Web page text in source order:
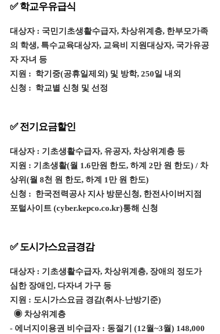
✅ 학교우유급식
대상자 : 국민기초생활수급자, 차상위계층, 한부모가족
의 학생, 특수교육대상자, 교육비 지원대상자, 국가유공
자 자녀 등
지원 : 학기중(공휴일제외) 및 방학, 250일 내외
신청 : 학교별 신청 및 선정
✅ 전기요금할인
대상자 : 기초생활수급자, 유공자, 차상위계층 등
지원 : 기초생활(월 1.6만원 한도, 하계 2만 원 한도) / 차
상위(월 8천 원 한도, 하계 1만 원 한도)
신청 : 한국전력공사 지사 방문신청, 한전사이버지점
포털사이트 (cyber.kepco.co.kr)통해 신청
✅ 도시가스요금경감
대상자 : 기초생활수급자, 차상위계층, 장애의 정도가
심한 장애인, 다자녀 가구 등
지원 : 도시가스요금 경감(취사-난방기준)
◉ 차상위계층
- 에너지이용권 비수급자 : 동절기 (12월~3월) 148,000